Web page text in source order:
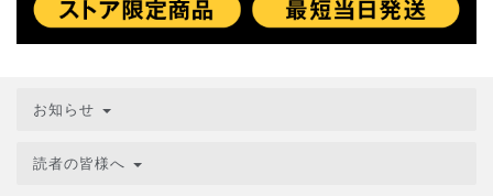
お知らせ
読者の皆様へ